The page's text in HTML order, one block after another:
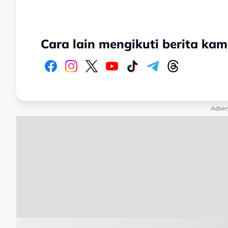
Cara lain mengikuti berita